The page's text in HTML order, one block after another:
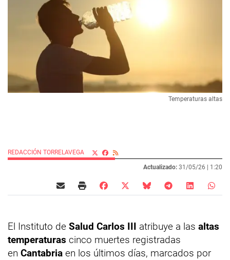
Temperaturas altas
REDACCIÓN TORRELAVEGA
Actualizado: 31/05/26 | 1:20
El Instituto de Salud Carlos III atribuye a las altas
temperaturas cinco muertes registradas
en Cantabria en los últimos días, marcados por